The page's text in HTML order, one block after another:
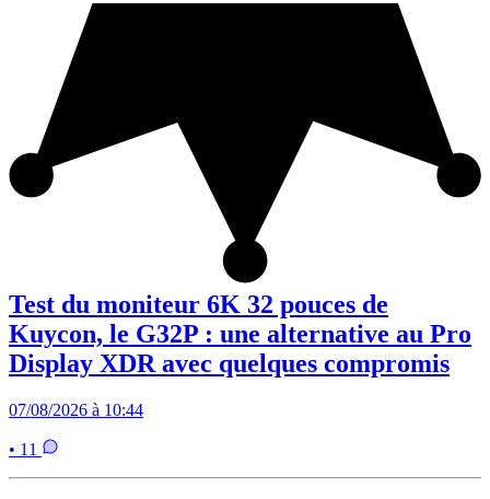
Test du moniteur 6K 32 pouces de
Kuycon, le G32P : une alternative au Pro
Display XDR avec quelques compromis
07/08/2026 à 10:44
• 11